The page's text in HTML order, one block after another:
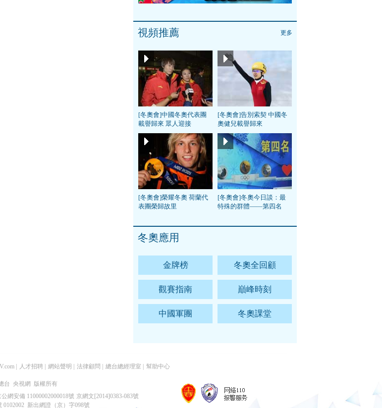
視頻推薦 更多
[冬奧會]中國冬奧代表團
載譽歸來 眾人迎接
[冬奧會]告別索契 中國冬
奧健兒載譽歸來
[冬奧會]榮耀冬奧 荷蘭代
表團榮歸故里
[冬奧會]冬奧今日談：最
特殊的群體——第四名
冬奧應用
金牌榜 冬奧全回顧
觀賽指南 巔峰時刻
中國軍團 冬奧課堂
人才招聘 網站聲明 法律顧問 總台總經理室 幫助中心
台 央視網 版權所有
公網安備 11000002000018號 京網文[2014]0383-083號
新出網證（京）字098號